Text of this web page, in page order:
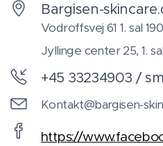
Bargisen-
Vodroffsvej 61 1. sal
Jyllinge center 25, 1.
+45 33234903 /
Kontakt@bargisen-
https://